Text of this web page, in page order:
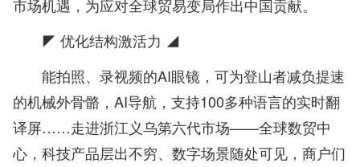
市场机遇，为应对全球贸易变局作出中国贡献。
◤ 优化结构激活力 ◢
能拍照、录视频的AI眼镜，可为登山者减负提速
的机械外骨骼，AI导航，支持100多种语言的实时翻
译屏……走进浙江义乌第六代市场——全球数贸中
心，科技产品层出不穷、数字场景随处可见，商户们